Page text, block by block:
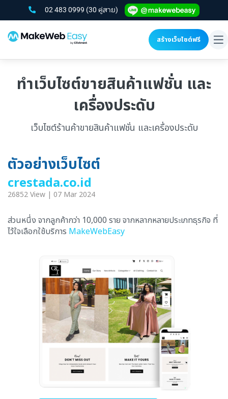
02 483 0999 (30 คู่สาย)
สร้างเว็บไซต์ฟรี
ทำเว็บไซต์ขายสินค้าแฟชั่น และ
เครื่องประดับ
เว็บไซต์ร้านค้าขายสินค้าแฟชั่น และเครื่องประดับ
ตัวอย่างเว็บไซต์
crestada.co.id
26852 View | 07 Mar 2024
ส่วนหนึ่ง จากลูกค้ากว่า 10,000 ราย จากหลากหลายประเภทธุรกิจ ที่
ไว้ใจเลือกใช้บริการ MakeWebEasy